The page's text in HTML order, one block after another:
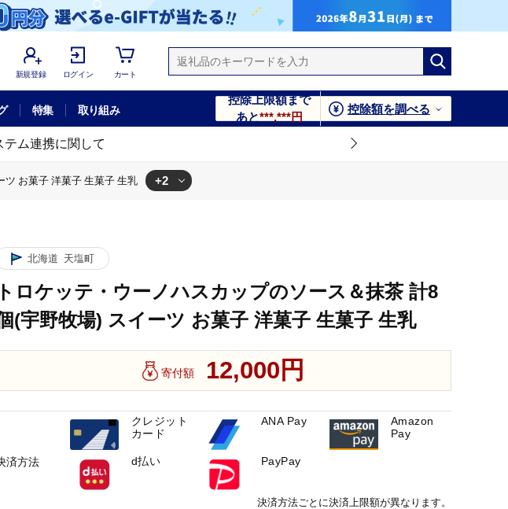
新規登録 ログイン カート
特集 取り組み
控除上限額まで
あと***,***円
控除額を調べる
テム連携に関して
ツ お菓子 洋菓子 生菓子 生乳 +2
北海道 天塩町
トロケッテ・ウーノハスカップのソース＆抹茶 計8
(宇野牧場) スイーツ お菓子 洋菓子 生菓子 生乳
寄付額 12,000円
済方法
クレジット
カード
ANA Pay
Amazon
Pay
d払い PayPay
決済方法ごとに決済上限額が異なります。